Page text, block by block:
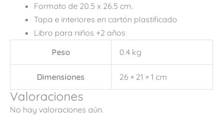
Formato de 20.5 x 26.5 cm.
Tapa e interiores en cartón plastificado
Libro para niños +2 años
Peso
0.4 kg
Dimensiones 26 × 21 × 1 cm
Valoraciones
No hay valoraciones aún.